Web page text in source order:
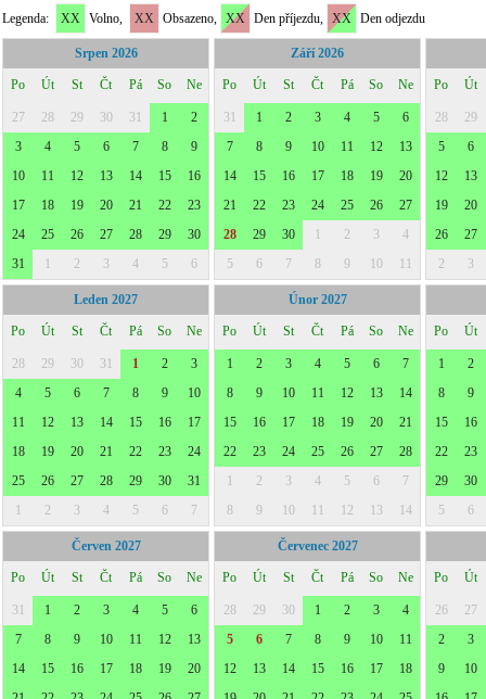
Legenda: XX Volno, XX Obsazeno, XX Den příjezdu, XX Den odjezdu
Srpen 2026
Po Út St Čt Pá So Ne
27 28 29 30 31 1
2
3
4 5 6 7 8
9
10
11 12 13 14 15
16
17
18 19 20 21 22
23
24
25 26 27 28 29
30
31
1 2 3 4 5 6
Září 2026
Po Út St Čt Pá So Ne
31 1 2 3 4 5
6
7
8 9 10 11 12
13
14
15 16 17 18 19
20
21
22 23 24 25 26
27
28
29 30 1 2 3
4
5
6 7 8 9 10 11
Po Út
28
29
5
6
12
13
19
20
26
27
2
3
Leden 2027
Po Út St Čt Pá So Ne
28 29 30 31 1 2
3
4
5 6 7 8 9
10
11
12 13 14 15 16
17
18
19 20 21 22 23
24
25
26 27 28 29 30
31
1
2 3 4 5 6 7
Únor 2027
Po Út St Čt Pá So Ne
1 2 3 4 5 6
7
8
9 10 11 12 13
14
15
16 17 18 19 20
21
22
23 24 25 26 27
28
1
2 3 4 5 6
7
8
9 10 11 12 13 14
Po Út
1
2
8
9
15
16
22
23
29
30
5
6
Červen 2027
Po Út St Čt Pá So Ne
31 1 2 3 4 5
6
7
8 9 10 11 12
13
14
15 16 17 18 19
20
Červenec 2027
Po Út St Čt Pá So Ne
28 29 30 1 2 3
4
5
6 7 8 9 10
11
12
13 14 15 16 17
18
Po Út
26
27
2
3
9
10